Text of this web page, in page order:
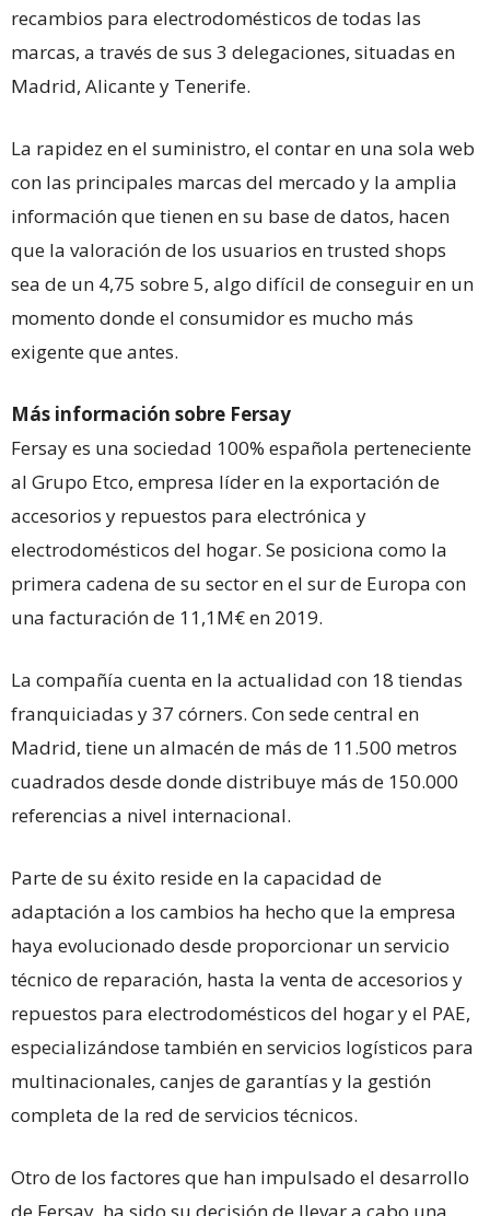
recambios para electrodomésticos de todas las
marcas, a través de sus 3 delegaciones, situadas en
Madrid, Alicante y Tenerife.
La rapidez en el suministro, el contar en una sola web
con las principales marcas del mercado y la amplia
información que tienen en su base de datos, hacen
que la valoración de los usuarios en trusted shops
sea de un 4,75 sobre 5, algo difícil de conseguir en un
momento donde el consumidor es mucho más
exigente que antes.
Más información sobre Fersay
Fersay es una sociedad 100% española perteneciente
al Grupo Etco, empresa líder en la exportación de
accesorios y repuestos para electrónica y
electrodomésticos del hogar. Se posiciona como la
primera cadena de su sector en el sur de Europa con
una facturación de 11,1M€ en 2019.
La compañía cuenta en la actualidad con 18 tiendas
franquiciadas y 37 córners. Con sede central en
Madrid, tiene un almacén de más de 11.500 metros
cuadrados desde donde distribuye más de 150.000
referencias a nivel internacional.
Parte de su éxito reside en la capacidad de
adaptación a los cambios ha hecho que la empresa
haya evolucionado desde proporcionar un servicio
técnico de reparación, hasta la venta de accesorios y
repuestos para electrodomésticos del hogar y el PAE,
especializándose también en servicios logísticos para
multinacionales, canjes de garantías y la gestión
completa de la red de servicios técnicos.
Otro de los factores que han impulsado el desarrollo